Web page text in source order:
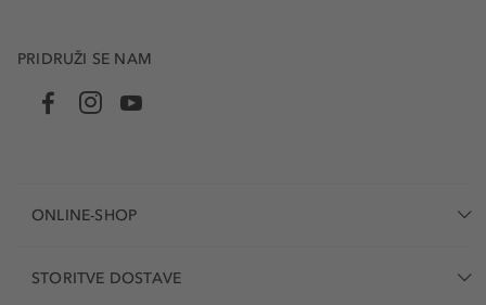
PRIDRUŽI SE NAM
ONLINE-SHOP
STORITVE DOSTAVE